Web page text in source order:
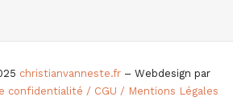
christianvanneste.fr– Webdesign par
confidentialité / CGU / Mentions Légales